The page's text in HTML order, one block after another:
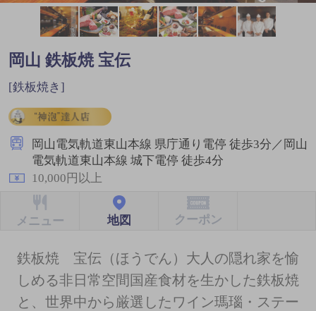
岡山 鉄板焼 宝伝
[鉄板焼き]
岡山電気軌道東山本線 県庁通り電停 徒歩3分／岡山
電気軌道東山本線 城下電停 徒歩4分
10,000円以上
メニュー 地図 クーポン
鉄板焼 宝伝（ほうでん）大人の隠れ家を愉
しめる非日常空間国産食材を生かした鉄板焼
と、世界中から厳選したワイン瑪瑙・ステー